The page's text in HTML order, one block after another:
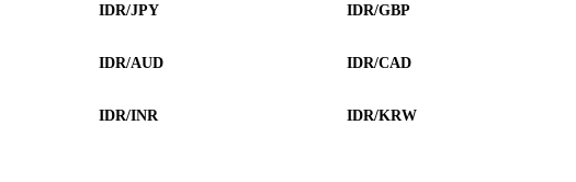
IDR/JPY IDR/GBP
IDR/AUD IDR/CAD
IDR/INR IDR/KRW